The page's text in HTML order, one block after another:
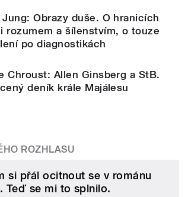
Jung: Obrazy duše. O hranicích
rozumem a šílenstvím, o touze
po diagnostikách
Chroust: Allen Ginsberg a StB.
deník krále Majálesu
ROZHLASU
si přál ocitnout se v románu
Teď se mi to splnilo.